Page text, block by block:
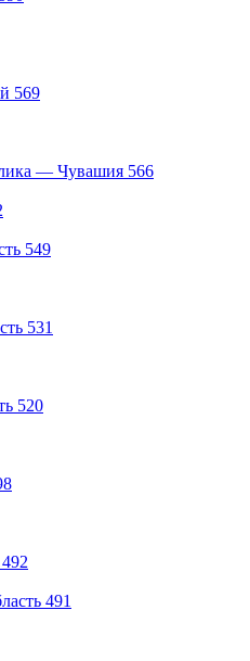
569
— Чувашия 566
549
531
520
492
491